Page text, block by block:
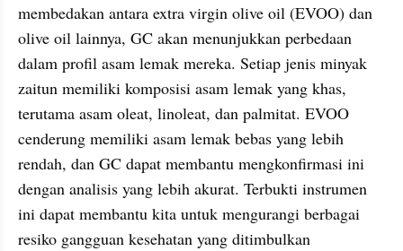
membedakan antara extra virgin olive oil (EVOO) dan
olive oil lainnya, GC akan menunjukkan perbedaan
dalam profil asam lemak mereka. Setiap jenis minyak
zaitun memiliki komposisi asam lemak yang khas,
terutama asam oleat, linoleat, dan palmitat. EVOO
cenderung memiliki asam lemak bebas yang lebih
rendah, dan GC dapat membantu mengkonfirmasi ini
dengan analisis yang lebih akurat. Terbukti instrumen
ini dapat membantu kita untuk mengurangi berbagai
resiko gangguan kesehatan yang ditimbulkan